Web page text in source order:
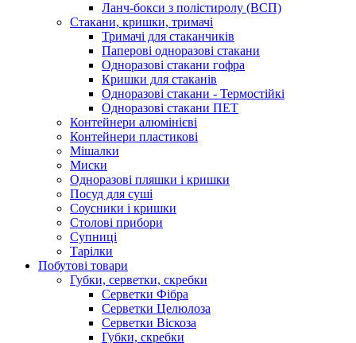
Ланч-бокси з полістиролу (ВСП)
Стакани, кришки, тримачі
Тримачі для стаканчиків
Паперові одноразові стакани
Одноразові стакани гофра
Кришки для стаканів
Одноразові стакани - Термостійкі
Одноразові стакани ПЕТ
Контейнери алюмінієві
Контейнери пластикові
Мішалки
Миски
Одноразові пляшки і кришки
Посуд для суші
Соусники і кришки
Столові прибори
Супниці
Тарілки
Побутові товари
Губки, серветки, скребки
Серветки Фібра
Серветки Целюлоза
Серветки Віскоза
Губки, скребки